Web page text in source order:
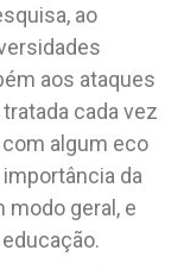
ao
aos ataques
cada vez
algum eco
da
modo geral, e